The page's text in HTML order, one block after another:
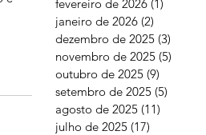
fevereiro de 2026 (1)
janeiro de 2026 (2)
dezembro de 2025 (3)
novembro de 2025 (5)
outubro de 2025 (9)
setembro de 2025 (5)
agosto de 2025 (11)
julho de 2025 (17)